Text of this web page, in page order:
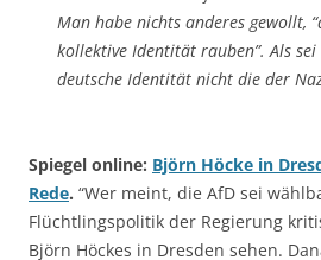
Man habe nichts anderes gewollt,
kollektive Identität rauben”. Als
deutsche Identität nicht die der
Spiegel online: Björn Höcke in
Rede. “Wer meint, die AfD sei
Flüchtlingspolitik der Regierung
Björn Höckes in Dresden sehen.